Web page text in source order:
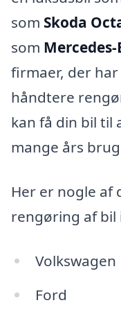
som Skoda
som Mercedes-
firmaer, der
håndtere
kan få din bil til
mange års
Her er nogle af
rengøring af bil
Volkswagen
Ford